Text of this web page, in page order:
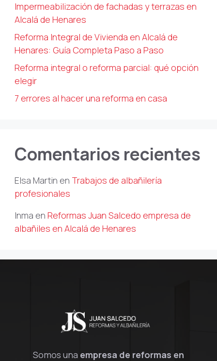
Impermeabilización de fachadas y terrazas en
Alcalá de Henares
Reforma Integral de Vivienda en Alcalá de
Henares: Guía Completa Paso a Paso
Reforma integral o reforma parcial: qué opción
elegir
7 errores al hacer una reforma en casa
Comentarios recientes
Elsa Martin en Trabajos de albañilería
profesionales
Inma en Reformas Juan Salcedo empresa de
albañiles en Alcalá de Henares
Somos una empresa de reformas en